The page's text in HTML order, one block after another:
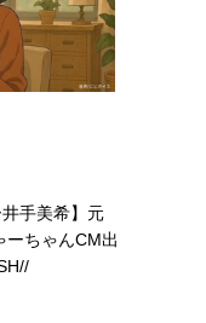
手美希】元
ーちゃんCM出